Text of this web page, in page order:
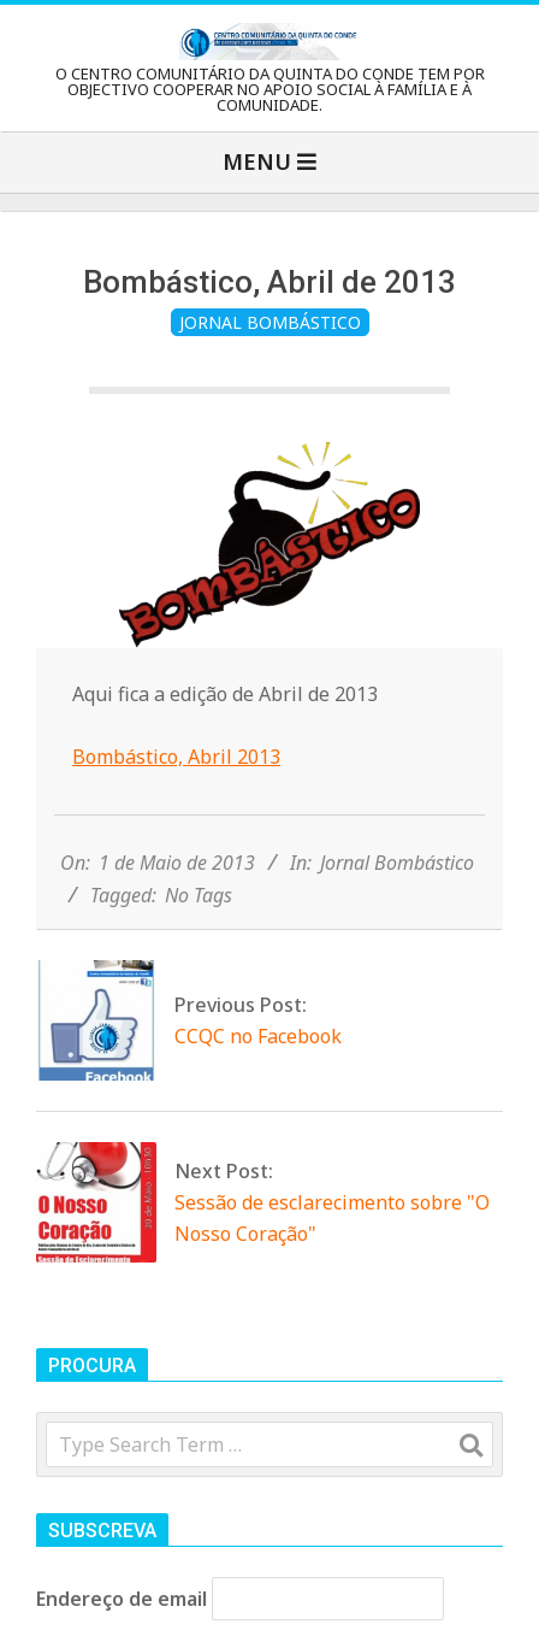
content
e
n
t
r
o
d
a
Q
u
O CENTRO COMUNITÁRIO DA QUINTA DO CONDE TEM POR
OBJECTIVO COOPERAR NO APOIO SOCIAL À FAMÍLIA E À
COMUNIDADE.
Menu
MENU
Bombástico, Abril de 2013
JORNAL BOMBÁSTICO
Aqui fica a edição de Abril de 2013
Bombástico, Abril 2013
01
On: 1 de Maio de 2013 In: Jornal Bombástico
Tagged: No Tags
Previous Post:
CCQC no Facebook
Next Post:
Sessão de esclarecimento sobre "O
Nosso Coração"
PROCURA
Search
SUBSCREVA
Endereço de email